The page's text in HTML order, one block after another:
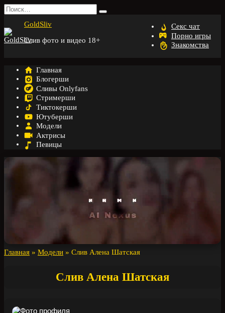
Перейти
к
содержанию
Search
for:
GoldSliv
Слив фото и видео 18+
Секс чат
Порно игры
Знакомства
Главная
Блогерши
Сливы Onlyfans
Стримерши
Тиктокерши
Ютуберши
Модели
Актрисы
Певицы
Главная » Модели » Слив Алена Шатская
Слив Алена Шатская